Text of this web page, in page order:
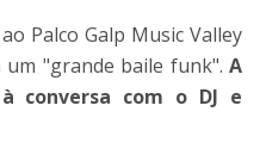
Palco Galp Music Valley
"grande baile funk". A
conversa com o DJ e